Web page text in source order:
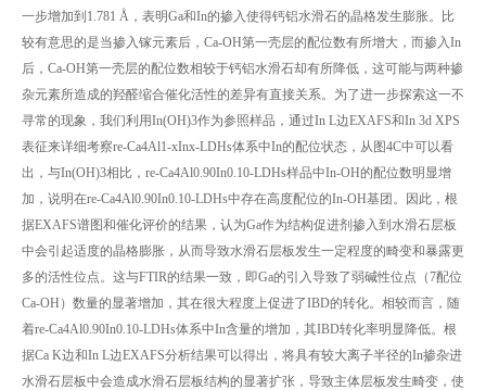
一步增加到1.781 Å，表明Ga和In的掺入使得钙铝水滑石的晶格发生膨胀。比
较有意思的是当掺入镓元素后，Ca-OH第一壳层的配位数有所增大，而掺入In
后，Ca-OH第一壳层的配位数相较于钙铝水滑石却有所降低，这可能与两种掺
杂元素所造成的羟醛缩合催化活性的差异有直接关系。为了进一步探索这一不
寻常的现象，我们利用In(OH)3作为参照样品，通过In L边EXAFS和In 3d XPS
表征来详细考察re-Ca4Al1-xInx-LDHs体系中In的配位状态，从图4C中可以看
出，与In(OH)3相比，re-Ca4Al0.90In0.10-LDHs样品中In-OH的配位数明显增
加，说明在re-Ca4Al0.90In0.10-LDHs中存在高度配位的In-OH基团。因此，根
据EXAFS谱图和催化评价的结果，认为Ga作为结构促进剂掺入到水滑石层板
中会引起适度的晶格膨胀，从而导致水滑石层板发生一定程度的畸变和暴露更
多的活性位点。这与FTIR的结果一致，即Ga的引入导致了弱碱性位点（7配位
Ca-OH）数量的显著增加，其在很大程度上促进了IBD的转化。相较而言，随
着re-Ca4Al0.90In0.10-LDHs体系中In含量的增加，其IBD转化率明显降低。根
据Ca K边和In L边EXAFS分析结果可以得出，将具有较大离子半径的In掺杂进
水滑石层板中会造成水滑石层板结构的显著扩张，导致主体层板发生畸变，使